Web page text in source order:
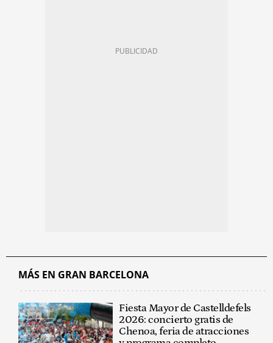
MÁS EN GRAN BARCELONA
Fiesta Mayor de Castelldefels
2026: concierto gratis de
Chenoa, feria de atracciones